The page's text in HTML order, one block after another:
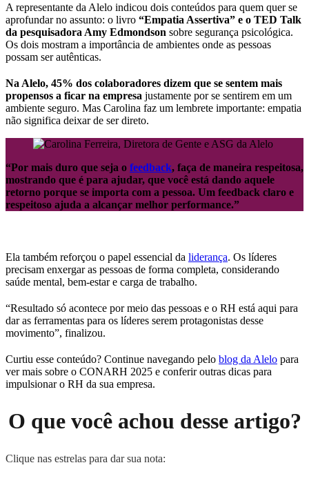
A representante da Alelo indicou dois conteúdos para quem quer se
aprofundar no assunto: o livro “Empatia Assertiva” e o TED Talk
da pesquisadora Amy Edmondson sobre segurança psicológica.
Os dois mostram a importância de ambientes onde as pessoas
possam ser autênticas.
Na Alelo, 45% dos colaboradores dizem que se sentem mais
propensos a ficar na empresa justamente por se sentirem em um
ambiente seguro. Mas Carolina faz um lembrete importante: empatia
não significa deixar de ser direto.
“Por mais duro que seja o feedback, faça de maneira respeitosa,
mostrando que é para ajudar, que você está dando aquele
retorno porque se importa com a pessoa. Um feedback claro e
respeitoso ajuda a alcançar melhor performance.”
Ela também reforçou o papel essencial da liderança. Os líderes
precisam enxergar as pessoas de forma completa, considerando
saúde mental, bem-estar e carga de trabalho.
“Resultado só acontece por meio das pessoas e o RH está aqui para
dar as ferramentas para os líderes serem protagonistas desse
movimento”, finalizou.
Curtiu esse conteúdo? Continue navegando pelo blog da Alelo para
ver mais sobre o CONARH 2025 e conferir outras dicas para
impulsionar o RH da sua empresa.
O que você achou desse artigo?
Clique nas estrelas para dar sua nota: